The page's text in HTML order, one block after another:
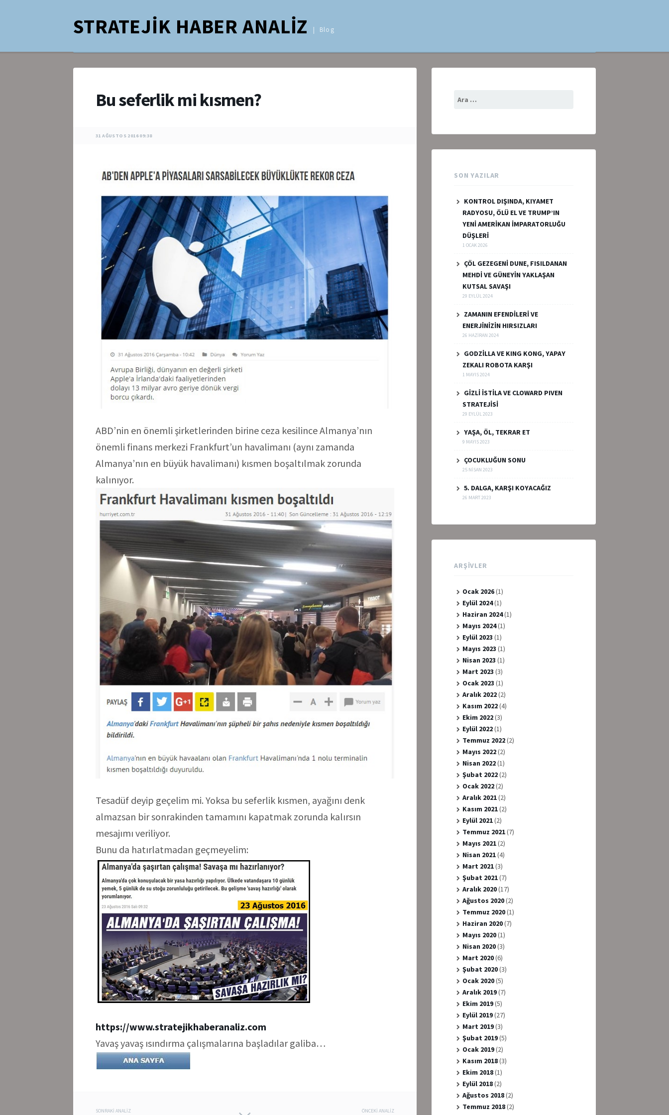
STRATEJİK HABER ANALİZ Blog
Bu seferlik mi kısmen?
31 AĞUSTOS 2016 09:38
ABD’nin en önemli şirketlerinden birine ceza kesilince Almanya’nın
önemli finans merkezi Frankfurt’un havalimanı (aynı zamanda
Almanya’nın en büyük havalimanı) kısmen boşaltılmak zorunda
kalınıyor.
Tesadüf deyip geçelim mi. Yoksa bu seferlik kısmen, ayağını denk
almazsan bir sonrakinden tamamını kapatmak zorunda kalırsın
mesajımı veriliyor.
Bunu da hatırlatmadan geçmeyelim:
https://www.stratejikhaberanaliz.com
Yavaş yavaş ısındırma çalışmalarına başladılar galiba…
ÖNCEKI ANALIZ
SONRAKI ANALIZ
SON YAZILAR
KONTROL DIŞINDA, KIYAMET
RADYOSU, ÖLÜ EL VE TRUMP’IN
YENİ AMERİKAN İMPARATORLUĞU
DÜŞLERİ
1 OCAK 2026
ÇÖL GEZEGENİ DUNE, FISILDANAN
MEHDİ VE GÜNEYİN YAKLAŞAN
KUTSAL SAVAŞI
29 EYLÜL 2024
ZAMANIN EFENDİLERİ VE
ENERJİNİZİN HIRSIZLARI
26 HAZIRAN 2024
GODZİLLA VE KING KONG, YAPAY
ZEKALI ROBOTA KARŞI
1 MAYIS 2024
GİZLİ İSTİLA VE CLOWARD PIVEN
STRATEJİSİ
29 EYLÜL 2023
YAŞA, ÖL, TEKRAR ET
9 MAYIS 2023
ÇOCUKLUĞUN SONU
25 NISAN 2023
5. DALGA, KARŞI KOYACAĞIZ
26 MART 2023
ARŞIVLER
Ocak 2026(1)
Eylül 2024(1)
Haziran 2024(1)
Mayıs 2024(1)
Eylül 2023 (1)
Mayıs 2023 (1)
Nisan 2023 (1)
Mart 2023 (3)
Ocak 2023 (1)
Aralık 2022(2)
Kasım 2022(4)
Ekim 2022(3)
Eylül 2022(1)
Temmuz 2022(2)
Mayıs 2022(2)
Nisan 2022(1)
Şubat 2022(2)
Ocak 2022(2)
Aralık 2021(2)
Kasım 2021(2)
Eylül 2021(2)
Temmuz 2021(7)
Mayıs 2021(2)
Nisan 2021(4)
Mart 2021(3)
Şubat 2021(7)
Aralık 2020(17)
Ağustos 2020(2)
Temmuz 2020(1)
Haziran 2020(7)
Mayıs 2020(1)
Nisan 2020(3)
Mart 2020(6)
Şubat 2020(3)
Ocak 2020(5)
Aralık 2019(7)
Ekim 2019(5)
Eylül 2019(27)
Mart 2019(3)
Şubat 2019(5)
Ocak 2019(2)
Kasım 2018(3)
Ekim 2018(1)
Eylül 2018(2)
Ağustos 2018(2)
Temmuz 2018(2)